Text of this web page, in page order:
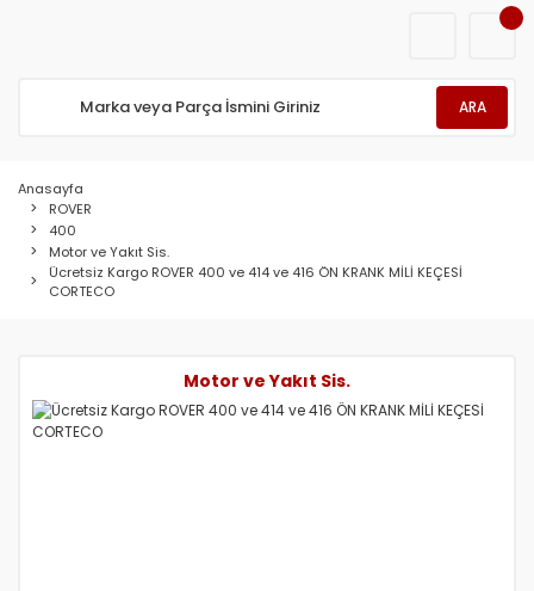
ARA
Anasayfa
ROVER
400
Motor ve Yakıt Sis.
Ücretsiz Kargo ROVER 400 ve 414 ve 416 ÖN KRANK MİLİ KEÇESİ
CORTECO
Motor ve Yakıt Sis.